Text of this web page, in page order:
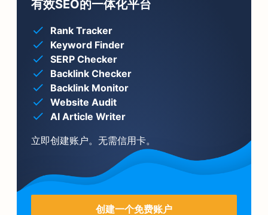
有效SEO的一体化平台
Rank Tracker
Keyword Finder
SERP Checker
Backlink Checker
Backlink Monitor
Website Audit
AI Article Writer
立即创建账户。无需信用卡。
创建一个免费账户